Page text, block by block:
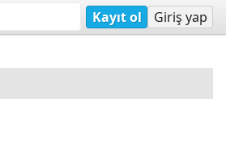
Kayıt ol Giriş yap